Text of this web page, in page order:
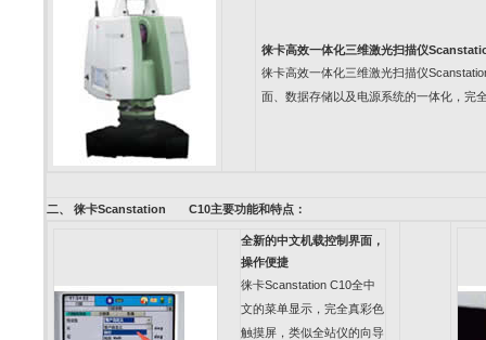
徕卡高效一体化三维激光扫描仪
徕卡高效一体化三维激光扫描仪
面、数据存储以及电源系统的一体化，完
二、 徕卡Scanstation C10主要功能和特点：
全新的中文机载控制界面，
操作便捷
徕卡Scanstation C10全中
文的菜单显示，完全真彩色
触摸屏，类似全站仪的向导